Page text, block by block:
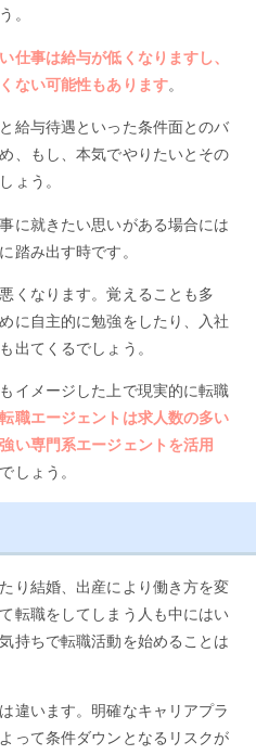
。
仕事は給与が低くなりますし、
ない可能性もあります。
給与待遇といった条件面とのバ
、もし、本気でやりたいとその
ょう。
に就きたい思いがある場合には
踏み出す時です。
くなります。覚えることも多
に自主的に勉強をしたり、入社
出てくるでしょう。
イメージした上で現実的に転職
転職エージェントは求人数の多い
い専門系エージェントを活用
しょう。
り結婚、出産により働き方を変
転職をしてしまう人も中にはい
持ちで転職活動を始めることは
違います。明確なキャリアプラ
って条件ダウンとなるリスクが